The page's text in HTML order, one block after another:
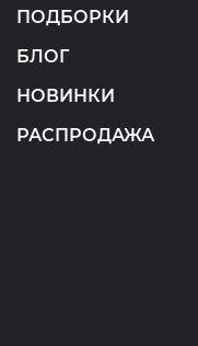
ПОДБОРКИ
БЛОГ
НОВИНКИ
РАСПРОДАЖА